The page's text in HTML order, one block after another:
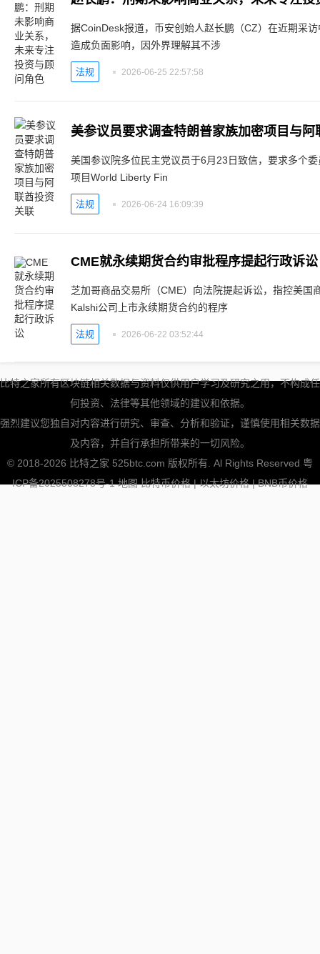
据CoinDesk报道，币安创始人赵长鹏（CZ）在近期采
造成负面影响，因外界理解其不涉
法规 2026-06-25 22:57:58
美参议员要求调查特朗普家族加密项目与阿
美国参议院多位民主党议员于6月23日致信，要求多个
项目World Liberty Fin
法规 2026-06-24 16:09:39
CME就永续期货合约审批程序提起行政诉讼
芝加哥商品交易所（CME）向法院提起诉讼，指控美国
Kalshi公司上市永续期货合约的程序
法规 2026-06-22 03:52:44
比特之家所有区块链相关数据与资料仅供用户学习及研究之用，不构成任
何投资、法律等其他领域的建议和依据。
强烈建议您独自对内容进行研究、审查、分析和验证，谨慎使用相关数据
及内容，并自行承担所带来的一切风险。
© 2018-2026 比特之家 525btc.com 版权所有. Al Rights Reserved 粤
ICP备2025508278号-1 地图 比特币价格|以太坊价格|BNB币价格